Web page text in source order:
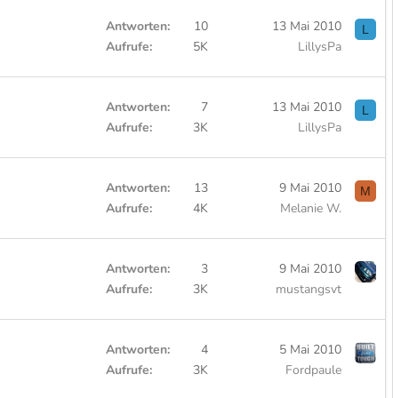
Antworten
10
Aufrufe
5K
13 Mai 2010
LillysPa
L
Antworten
7
Aufrufe
3K
13 Mai 2010
LillysPa
L
Antworten
13
Aufrufe
4K
9 Mai 2010
Melanie W.
M
Antworten
3
Aufrufe
3K
9 Mai 2010
mustangsvt
Antworten
4
Aufrufe
3K
5 Mai 2010
Fordpaule